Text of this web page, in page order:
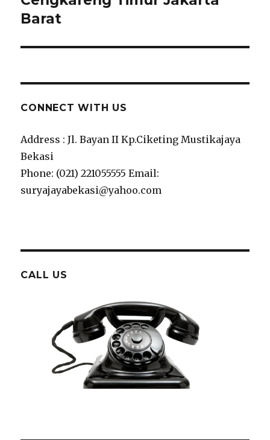
Barat
CONNECT WITH US
Address : Jl. Bayan II Kp.Ciketing Mustikajaya
Bekasi
Phone: (021) 221055555 Email:
suryajayabekasi@yahoo.com
CALL US